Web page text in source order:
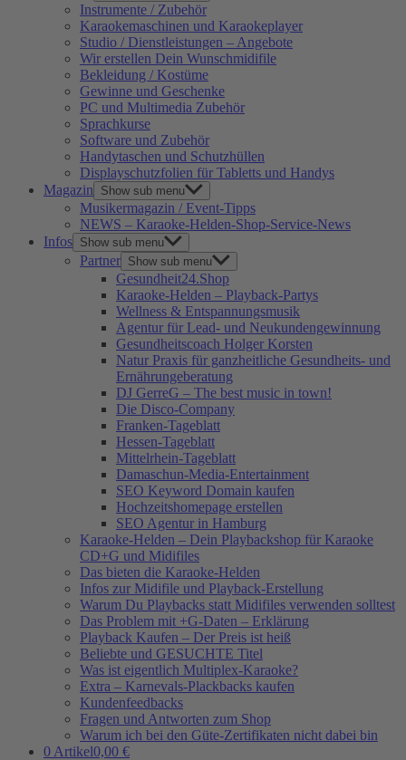
Instrumente / Zubehör
Karaokemaschinen und Karaokeplayer
Studio / Dienstleistungen – Angebote
Wir erstellen Dein Wunschmidifile
Bekleidung / Kostüme
Gewinne und Geschenke
PC und Multimedia Zubehör
Sprachkurse
Software und Zubehör
Handytaschen und Schutzhüllen
Displayschutzfolien für Tabletts und Handys
Magazin
Show sub menu
Musikermagazin / Event-Tipps
NEWS – Karaoke-Helden-Shop-Service-News
Infos Show sub menu
Partner Show sub menu
Gesundheit24.Shop
Karaoke-Helden – Playback-Partys
Wellness & Entspannungsmusik
Agentur für Lead- und Neukundengewinnung
Gesundheitscoach Holger Korsten
Natur Praxis für ganzheitliche Gesundheits- und
Ernährungeberatung
DJ GerreG – The best music in town!
Die Disco-Company
Franken-Tageblatt
Hessen-Tageblatt
Mittelrhein-Tageblatt
Damaschun-Media-Entertainment
SEO Keyword Domain kaufen
Hochzeitshomepage erstellen
SEO Agentur in Hamburg
Karaoke-Helden – Dein Playbackshop für Karaoke
CD+G und Midifiles
Das bieten die Karaoke-Helden
Infos zur Midifile und Playback-Erstellung
Warum Du Playbacks statt Midifiles verwenden solltest
Das Problem mit +G-Daten – Erklärung
Playback Kaufen – Der Preis ist heiß
Beliebte und GESUCHTE Titel
Was ist eigentlich Multiplex-Karaoke?
Extra – Karnevals-Plackbacks kaufen
Kundenfeedbacks
Fragen und Antworten zum Shop
Warum ich bei den Güte-Zertifikaten nicht dabei bin
0 Artikel0,00 €